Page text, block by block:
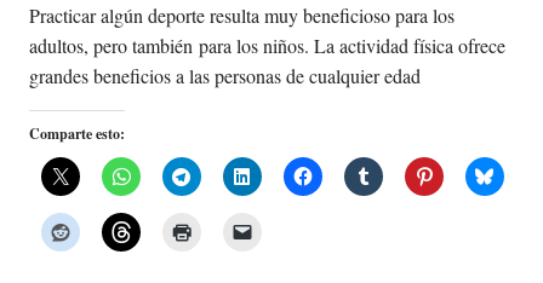
Practicar algún deporte resulta muy beneficioso para los
adultos, pero también para los niños. La actividad física ofrece
grandes beneficios a las personas de cualquier edad
Comparte esto: